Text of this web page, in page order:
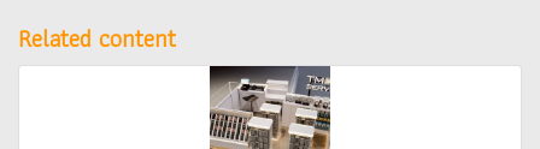
Related content